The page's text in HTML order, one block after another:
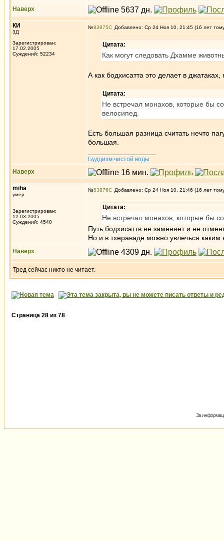
Наверх
КИ
3Д
Зарегистрирован:
17.02.2005
Суждений: 52234
№83875 Добавлено: Ср 24 Ноя 10, 21:45 (16 лет
Цитата:
Как могут следовать Дхамме
А как бодхисатта это делает в
Цитата:
Не встречал монахов, которые бы
велосипед.
Есть большая разница считать нечто
большая.
Буддизм чистой воды
Наверх
miha
умер
Зарегистрирован:
12.03.2005
Суждений: 4540
№83876 Добавлено: Ср 24 Ноя 10, 21:46 (16 лет
Цитата:
Не встречал монахов, которые бы
Путь бодхисаттв не заменяет и не
Но и в тхераваде можно увлечься
Наверх
Тред сейчас никто не читает.
Страница 28 из 78
За